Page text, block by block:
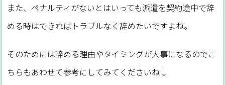
また、ペナルティがないとはいっても派遣を契約途中で辞
める時はできればトラブルなく辞めたいですよね。
そのためには辞める理由やタイミングが大事になるのでこ
ちらもあわせて参考にしてみてくださいね↓